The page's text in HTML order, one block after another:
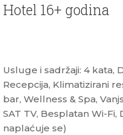
Hotel 16+ godina
Usluge i sadržaji: 4 kata,
Recepcija, Klimatizirani
bar, Wellness & Spa,
SAT TV, Besplatan Wi-
naplaćuje se)